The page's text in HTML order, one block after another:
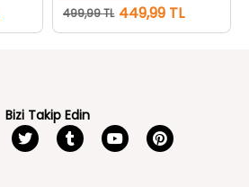
499,99 TL 449,99 TL
Bizi Takip Edin